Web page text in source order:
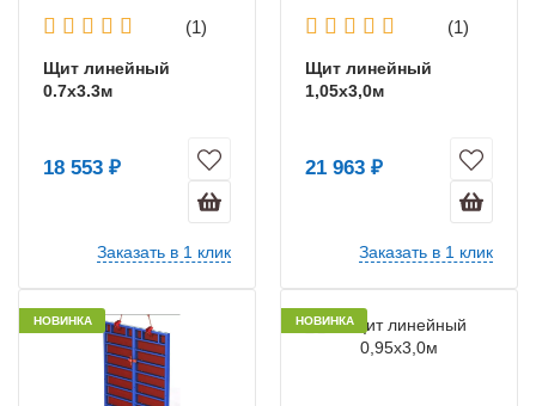
(1)
Щит линейный
0.7х3.3м
18 553 ₽
Заказать в 1 клик
(1)
Щит линейный
1,05х3,0м
21 963 ₽
Заказать в 1 клик
НОВИНКА НОВИНКА